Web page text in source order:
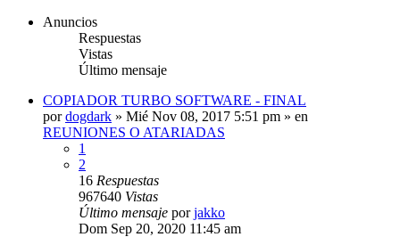
Anuncios
Respuestas
Vistas
Último mensaje
COPIADOR TURBO SOFTWARE - FINAL
pordogdark » Mié Nov 08, 2017 5:51 pm » en
REUNIONES O ATARIADAS
1
2
16 Respuestas
967640 Vistas
Último mensaje porjakko
Dom Sep 20, 2020 11:45 am